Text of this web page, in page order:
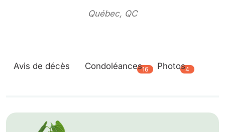
Québec, QC
Avis de décès 16
Condoléances 4
Photos